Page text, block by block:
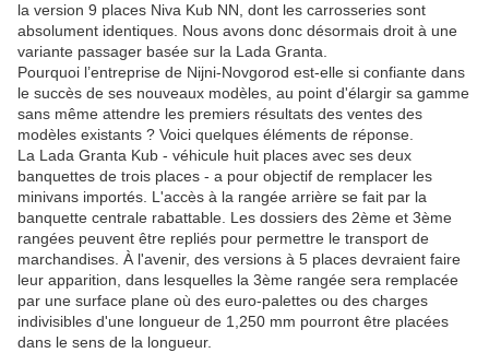
la version 9 places Niva Kub NN, dont les carrosseries sont
absolument identiques. Nous avons donc désormais droit à une
variante passager basée sur la Lada Granta.
Pourquoi l’entreprise de Nijni-Novgorod est-elle si confiante dans
le succès de ses nouveaux modèles, au point d'élargir sa gamme
sans même attendre les premiers résultats des ventes des
modèles existants ? Voici quelques éléments de réponse.
La Lada Granta Kub - véhicule huit places avec ses deux
banquettes de trois places - a pour objectif de remplacer les
minivans importés. L'accès à la rangée arrière se fait par la
banquette centrale rabattable. Les dossiers des 2ème et 3ème
rangées peuvent être repliés pour permettre le transport de
marchandises. À l'avenir, des versions à 5 places devraient faire
leur apparition, dans lesquelles la 3ème rangée sera remplacée
par une surface plane où des euro-palettes ou des charges
indivisibles d'une longueur de 1,250 mm pourront être placées
dans le sens de la longueur.